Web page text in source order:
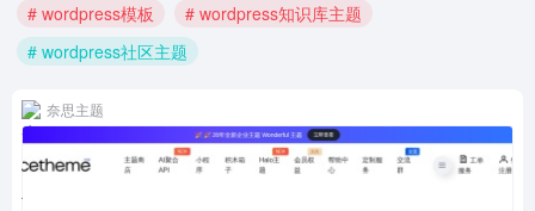
# wordpress模板
# wordpress知识库主题
# wordpress社区主题
奈思主题